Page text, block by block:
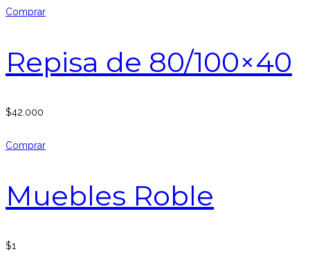
Comprar
Repisa de 80/100×40
$42.000
Comprar
Muebles Roble
$1